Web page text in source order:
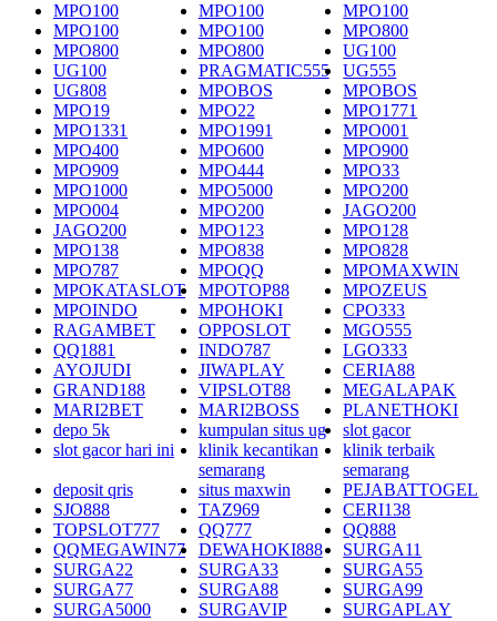
MPO100 MPO100
MPO100
MPO100
MPO100
MPO800
MPO800
MPO800
UG100
UG100
PRAGMATIC555
UG555
UG808
MPOBOS
MPOBOS
MPO19
MPO22
MPO1771
MPO1331
MPO1991
MPO001
MPO400
MPO600
MPO900
MPO909
MPO444
MPO33
MPO1000
MPO5000
MPO200
MPO004
MPO200
JAGO200
JAGO200
MPO123
MPO128
MPO138
MPO838
MPO828
MPO787
MPOQQ
MPOMAXWIN
MPOKATASLOT
MPOTOP88
MPOZEUS
MPOINDO
MPOHOKI
CPO333
RAGAMBET
OPPOSLOT
MGO555
QQ1881
INDO787
LGO333
AYOJUDI
JIWAPLAY
CERIA88
GRAND188
VIPSLOT88
MEGALAPAK
MARI2BET
MARI2BOSS
PLANETHOKI
depo 5k
kumpulan situs ug
slot gacor
slot gacor hari ini
klinik kecantikan
semarang
klinik terbaik
semarang
deposit qris
situs maxwin
PEJABATTOGEL
SJO888
TAZ969
CERI138
TOPSLOT777
QQ777
QQ888
QQMEGAWIN77
DEWAHOKI888
SURGA11
SURGA22
SURGA33
SURGA55
SURGA77
SURGA88
SURGA99
SURGA5000
SURGAVIP
SURGAPLAY